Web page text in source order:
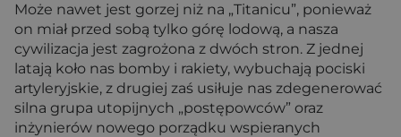
Może nawet jest gorzej niż na „Titanicu”, ponieważ
on miał przed sobą tylko górę lodową, a nasza
cywilizacja jest zagrożona z dwóch stron. Z jednej
latają koło nas bomby i rakiety, wybuchają pociski
artyleryjskie, z drugiej zaś usiłuje nas zdegenerować
silna grupa utopijnych „postępowców” oraz
inżynierów nowego porządku wspieranych